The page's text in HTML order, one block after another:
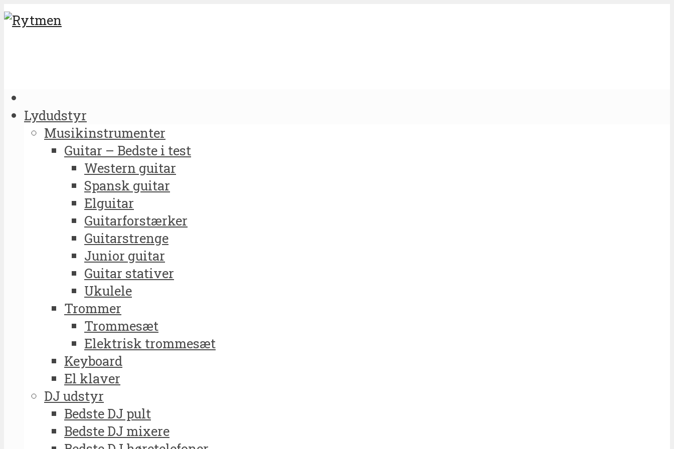
Lydudstyr
Musikinstrumenter
Guitar – Bedste i test
Western guitar
Spansk guitar
Elguitar
Guitarforstærker
Guitarstrenge
Junior guitar
Guitar stativer
Ukulele
Trommer
Trommesæt
Elektrisk trommesæt
Keyboard
El klaver
DJ udstyr
Bedste DJ pult
Bedste DJ mixere